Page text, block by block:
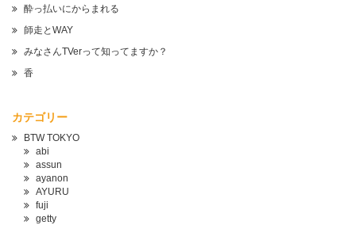
酔っ払いにからまれる
師走とWAY
みなさんTVerって知ってますか？
香
カテゴリー
BTW TOKYO
abi
assun
ayanon
AYURU
fuji
getty